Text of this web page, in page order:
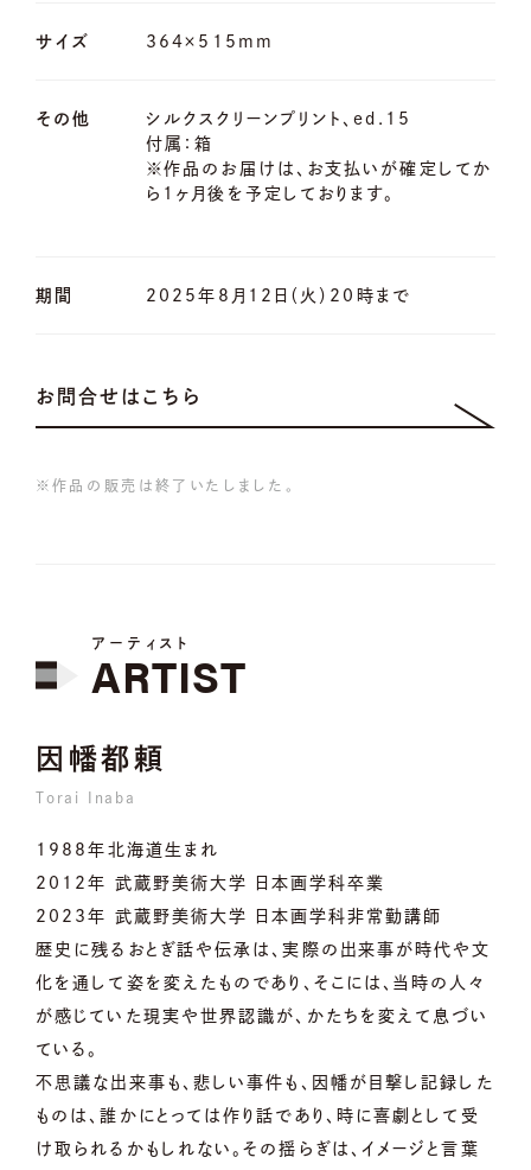
サイズ 364×515mm
その他
シルクスクリーンプリント、ed.15
付属：箱
※作品のお届けは、お支払いが確定してか
ら1ヶ月後を予定しております。
期間 2025年8月12日（火）20時まで
お問合せはこちら
※作品の販売は終了いたしました。
アーティスト
ARTIST
因幡都頼
Torai Inaba
1988年北海道生まれ
2012年 武蔵野美術大学 日本画学科卒業
2023年 武蔵野美術大学 日本画学科非常勤講師
歴史に残るおとぎ話や伝承は、実際の出来事が時代や文
化を通して姿を変えたものであり、そこには、当時の人々
が感じていた現実や世界認識が、かたちを変えて息づい
ている。
不思議な出来事も、悲しい事件も、因幡が目撃し記録した
ものは、誰かにとっては作り話であり、時に喜劇として受
け取られるかもしれない。その揺らぎは、イメージと言葉